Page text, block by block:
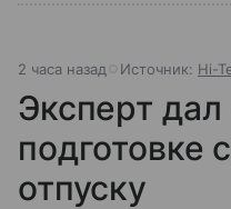
2 часа назад Источник: Hi-
Эксперт
подготовке
отпуску